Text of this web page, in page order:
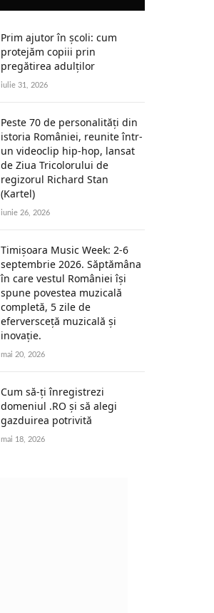
Prim ajutor în școli: cum
protejăm copiii prin
pregătirea adulților
iulie 31, 2026
Peste 70 de personalități din
istoria României, reunite într-
un videoclip hip-hop, lansat
de Ziua Tricolorului de
regizorul Richard Stan
(Kartel)
iunie 26, 2026
Timișoara Music Week: 2-6
septembrie 2026. Săptămâna
în care vestul României își
spune povestea muzicală
completă, 5 zile de
eferversceță muzicală și
inovație.
mai 20, 2026
Cum să-ți înregistrezi
domeniul .RO și să alegi
gazduirea potrivită
mai 18, 2026